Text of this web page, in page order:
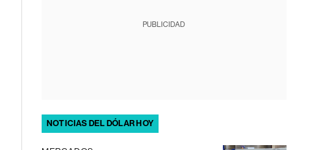
PUBLICIDAD
NOTICIAS DEL DÓLAR HOY